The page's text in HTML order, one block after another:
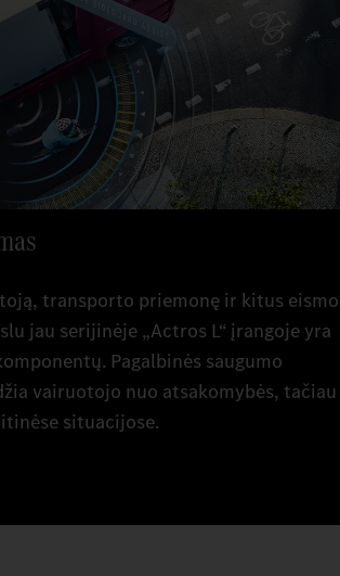
transporto priemonę ir kitus eismo
jau serijinėje „Actros L“ įrangoje yra
Pagalbinės saugumo
vairuotojo nuo atsakomybės, tačiau
situacijose.